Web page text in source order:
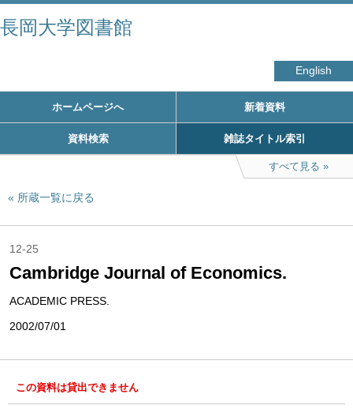
長岡大学図書館
English
ホームページへ 新着資料
資料検索 雑誌タイトル索引
すべて見る
所蔵一覧に戻る
12-25
Cambridge Journal of Economics.
ACADEMIC PRESS.
2002/07/01
この資料は貸出できません